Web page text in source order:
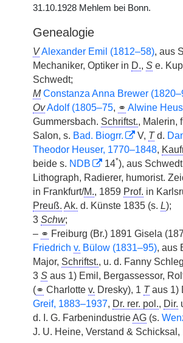
31.10.1928 Mehlem bei Bonn.
Genealogie
VAlexander Emil (1812–58), aus
Mechaniker, Optiker in D., S e.
Schwedt;
M Constanza Anna Brewer
OvAdolf (1805–75, ⚭ Alwine
Gummersbach. Schriftst., Malerin,
Salon, s. Bad. Biogrr. V, Td.
Theodor Heuser, 1770–1848,
beide s. NDB 14*), aus
Lithograph, Radierer, humorist.
in Frankfurt/M., 1859 Prof. in
Preuß. Ak. d. Künste 1835 (s. L);
3 Schw;
– ⚭ Freiburg (Br.) 1891 Gisela
Friedrich v. Bülow (1831–95), aus
Major, Schriftst., u. d. Fanny
3 S aus 1) Emil, Bergassessor,
(⚭ Charlotte v. Dresky), 1 Taus 1)
Greif, 1883–1937, Dr. rer. pol., Dir.
d. I. G. FarbenindustrieAG (s.
J. U. Heine, Verstand & Schicksal,